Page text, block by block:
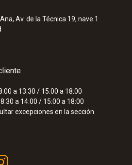
del termómetro
tablet (App gratis
Av. de la Técnica 19, nave 1
a 13:30 / 15:00 a 18:00
a 14:00 / 15:00 a 18:00
excepciones en la sección